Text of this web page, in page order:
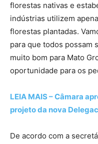
florestas nativas e
indústrias utilizem
florestas plantadas.
para que todos possam
muito bom para Mato
oportunidade para os
LEIA MAIS – Câmara
projeto da nova
De acordo com a